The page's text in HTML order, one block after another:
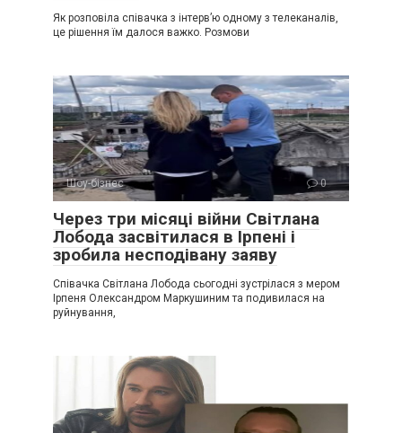
Як розповіла співачка з інтерв’ю одному з телеканалів,
це рішення їм далося важко. Розмови
Шоу-бізнес 0
Через три місяці війни Світлана
Лобода засвітилася в Ірпені і
зробила несподівану заяву
Співачка Світлана Лобода сьогодні зустрілася з мером
Ірпеня Олександром Маркушиним та подивилася на
руйнування,